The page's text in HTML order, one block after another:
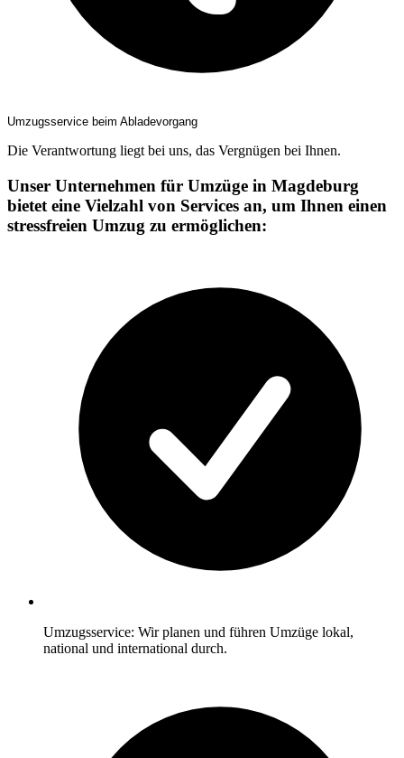
Umzugsservice beim Abladevorgang
Die Verantwortung liegt bei uns, das Vergnügen bei Ihnen.
Unser Unternehmen für Umzüge in Magdeburg
bietet eine Vielzahl von Services an, um Ihnen einen
stressfreien Umzug zu ermöglichen:
Umzugsservice: Wir planen und führen Umzüge lokal,
national und international durch.